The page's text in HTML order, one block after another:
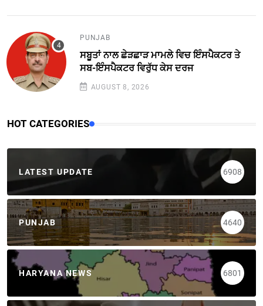
PUNJAB
ਸਬੂਤਾਂ ਨਾਲ ਛੇੜਛਾੜ ਮਾਮਲੇ ਵਿਚ ਇੰਸਪੈਕਟਰ ਤੇ
ਸਬ-ਇੰਸਪੈਕਟਰ ਵਿਰੁੱਧ ਕੇਸ ਦਰਜ
AUGUST 8, 2026
HOT CATEGORIES
LATEST UPDATE 6908
PUNJAB 4640
HARYANA NEWS 6801